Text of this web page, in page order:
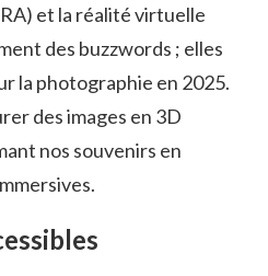
et la réalité virtuelle
des buzzwords ; elles
la photographie en 2025.
des images en 3D
nos souvenirs en